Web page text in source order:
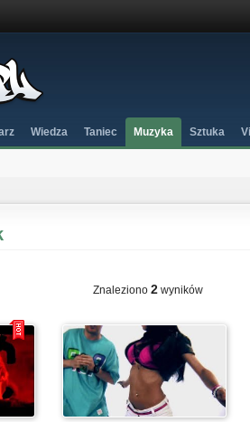
Wiedza Taniec Muzyka Sztuka
Znaleziono 2 wyników